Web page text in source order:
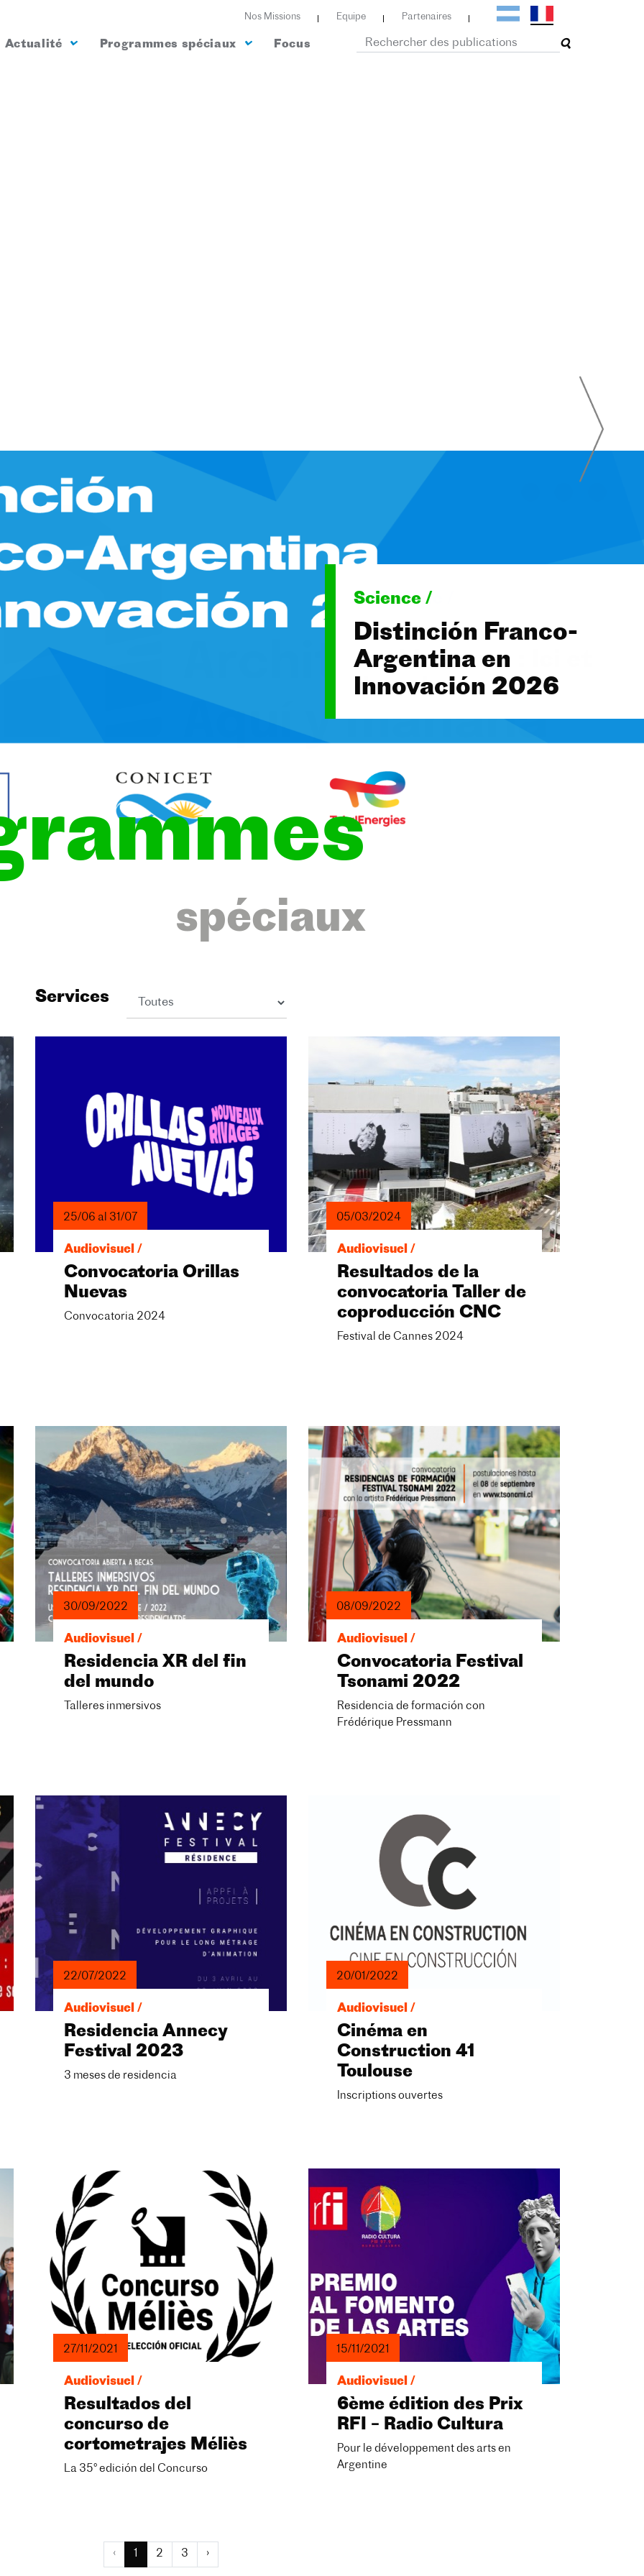
Nos Missions Equipe Partenaires
Actualité Programmes spéciaux Focus
Science /
Distinción Franco-
Argentina en
Innovación 2026
spéciaux
Services
25/06 al 31/07
Audiovisuel /
Convocatoria Orillas
Nuevas
Convocatoria 2024
05/03/2024
Audiovisuel /
Resultados de la
convocatoria Taller de
coproducción CNC
Festival de Cannes 2024
30/09/2022
Audiovisuel /
Residencia XR del fin
del mundo
Talleres inmersivos
08/09/2022
Audiovisuel /
Convocatoria Festival
Tsonami 2022
Residencia de formación con
Frédérique Pressmann
22/07/2022
Audiovisuel /
Residencia Annecy
Festival 2023
3 meses de residencia
20/01/2022
Audiovisuel /
Cinéma en
Construction 41
Toulouse
Inscriptions ouvertes
27/11/2021
Audiovisuel /
Resultados del
concurso de
cortometrajes Méliès
La 35° edición del Concurso
15/11/2021
Audiovisuel /
6ème édition des Prix
RFI – Radio Cultura
Pour le développement des arts en
Argentine
‹ 1 2 3 ›